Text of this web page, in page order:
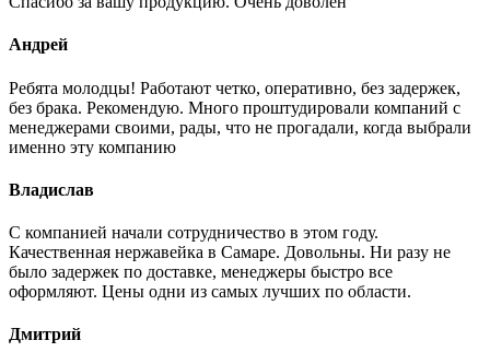
Андрей
Ребята молодцы! Работают четко, оперативно, без задержек,
без брака. Рекомендую. Много проштудировали компаний с
менеджерами своими, рады, что не прогадали, когда выбрали
именно эту компанию
Владислав
С компанией начали сотрудничество в этом году.
Качественная нержавейка в Самаре. Довольны. Ни разу не
было задержек по доставке, менеджеры быстро все
оформляют. Цены одни из самых лучших по области.
Дмитрий